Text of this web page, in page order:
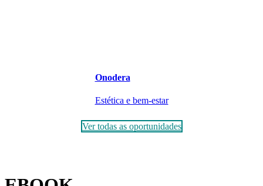
Onodera
Estética e bem-estar
Ver todas as oportunidades